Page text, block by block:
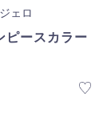
ェロ
ピースカラー